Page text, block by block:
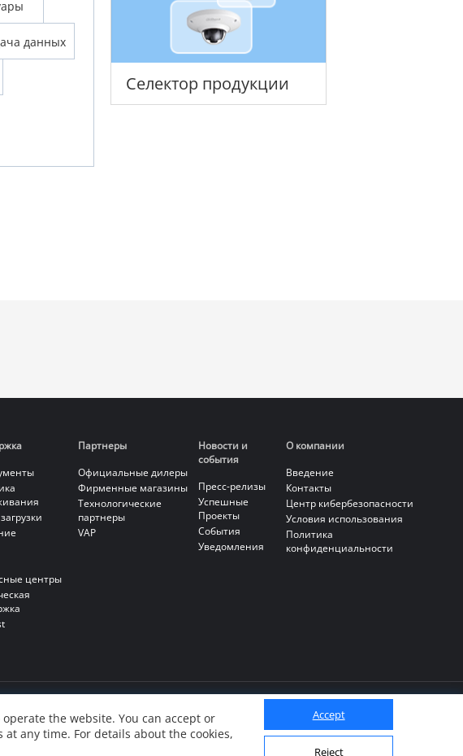
the website. You can accept or
at any time. For details about the cookies,
Accept
Reject
Селектор продукции
данных
центры
Партнеры
Официальные дилеры
Фирменные магазины
Технологические
партнеры
VAP
Новости и
события
Пресс-релизы
Успешные
Проекты
События
Уведомления
О компании
Введение
Контакты
Центр кибербезопасности
Условия использования
Политика
конфиденциальности